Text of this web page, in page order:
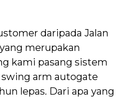
daripada Jalan
merupakan
kami pasang sistem
arm autogate
lepas. Dari apa yang